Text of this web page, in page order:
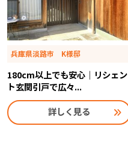
兵庫県淡路市 K様邸
180cm以上でも安心｜リシェン
ト玄関引戸で広々...
詳しく見る